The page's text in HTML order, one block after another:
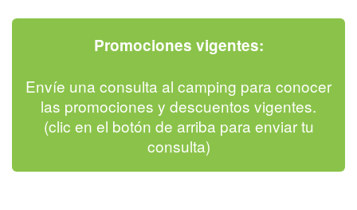
Promociones vigentes:
Envíe una consulta al camping para conocer
las promociones y descuentos vigentes.
(clic en el botón de arriba para enviar tu
consulta)